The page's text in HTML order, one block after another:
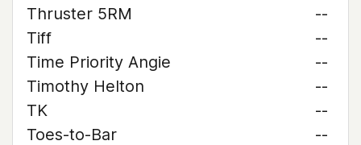
Thruster 5RM
--
Tiff
--
Time Priority Angie
--
Timothy Helton
--
TK
--
Toes-to-Bar
--